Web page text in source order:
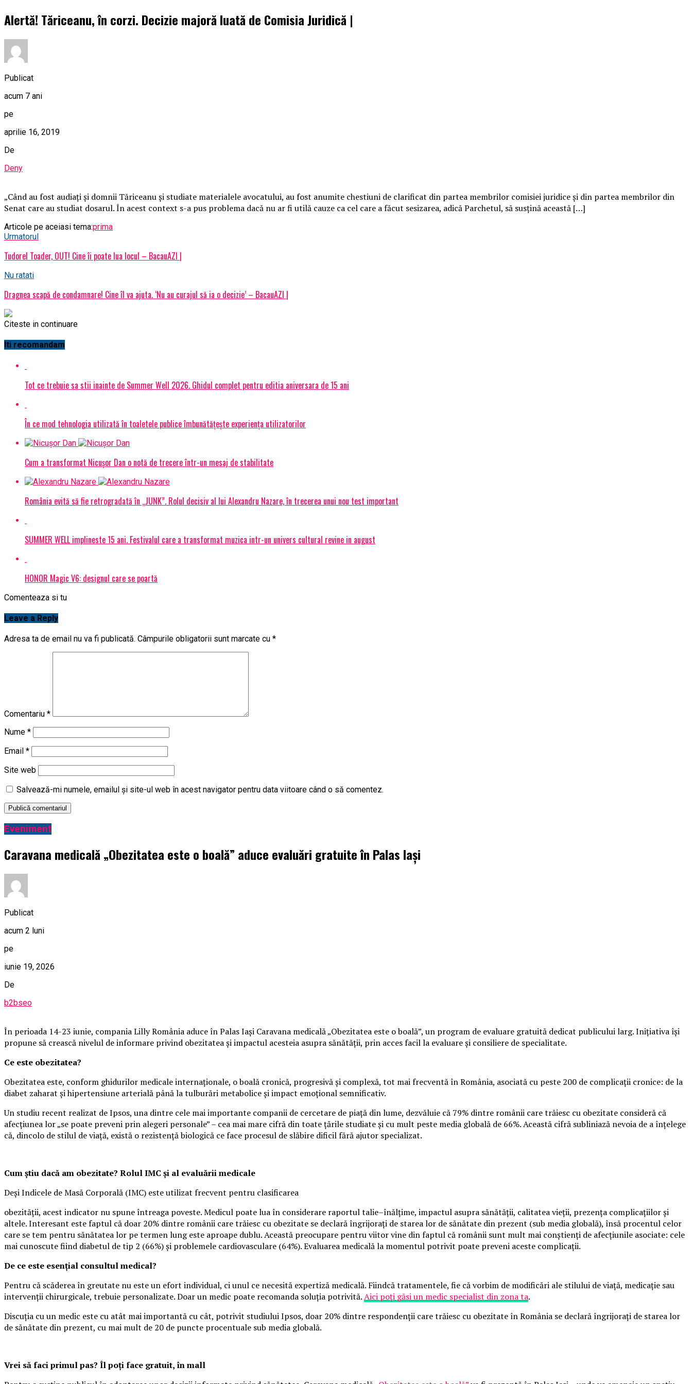
Alertă! Tăriceanu, în corzi. Decizie majoră luată de Comisia Juridică |
Publicat
acum 7 ani
pe
aprilie 16, 2019
De
Deny
„Când au fost audiați și domnii Tăriceanu și studiate materialele avocatului, au fost anumite chestiuni de clarificat din partea membrilor comisiei juridice și din partea membrilor din
Senat care au studiat dosarul. În acest context s-a pus problema dacă nu ar fi utilă cauze ca cel care a făcut sesizarea, adică Parchetul, să susțină această […]
Articole pe aceiasi tema:prima
Urmatorul
Tudorel Toader, OUT! Cine îi poate lua locul – BacauAZI |
Nu ratati
Dragnea scapă de condamnare! Cine îl va ajuta. ‘Nu au curajul să ia o decizie’ – BacauAZI |
Citeste in continuare
Iti recomandam
Tot ce trebuie sa stii inainte de Summer Well 2026. Ghidul complet pentru editia aniversara de 15 ani
În ce mod tehnologia utilizată în toaletele publice îmbunătățește experiența utilizatorilor
Cum a transformat Nicușor Dan o notă de trecere într-un mesaj de stabilitate
România evită să fie retrogradată în „JUNK”. Rolul decisiv al lui Alexandru Nazare, în trecerea unui nou test important
SUMMER WELL implineste 15 ani. Festivalul care a transformat muzica intr-un univers cultural revine in august
HONOR Magic V6: designul care se poartă
Comenteaza si tu
Leave a Reply
Adresa ta de email nu va fi publicată. Câmpurile obligatorii sunt marcate cu *
Comentariu *
Nume *
Email *
Site web
Salvează-mi numele, emailul și site-ul web în acest navigator pentru data viitoare când o să comentez.
Eveniment
Caravana medicală „Obezitatea este o boală” aduce evaluări gratuite în Palas Iași
Publicat
acum 2 luni
pe
iunie 19, 2026
De
b2bseo
În perioada 14-23 iunie, compania Lilly România aduce în Palas Iași Caravana medicală „Obezitatea este o boală”, un program de evaluare gratuită dedicat publicului larg. Inițiativa își
propune să crească nivelul de informare privind obezitatea și impactul acesteia asupra sănătății, prin acces facil la evaluare și consiliere de specialitate.
Ce este obezitatea?
Obezitatea este, conform ghidurilor medicale internaționale, o boală cronică, progresivă și complexă, tot mai frecventă în România, asociată cu peste 200 de complicații cronice: de la
diabet zaharat și hipertensiune arterială până la tulburări metabolice și impact emoțional semnificativ.
Un studiu recent realizat de Ipsos, una dintre cele mai importante companii de cercetare de piață din lume, dezvăluie că 79% dintre românii care trăiesc cu obezitate consideră că
afecțiunea lor „se poate preveni prin alegeri personale” – cea mai mare cifră din toate țările studiate și cu mult peste media globală de 66%. Această cifră subliniază nevoia de a înțelege
că, dincolo de stilul de viață, există o rezistență biologică ce face procesul de slăbire dificil fără ajutor specializat.
Cum știu dacă am obezitate? Rolul IMC și al evaluării medicale
Deși Indicele de Masă Corporală (IMC) este utilizat frecvent pentru clasificarea
obezității, acest indicator nu spune întreaga poveste. Medicul poate lua în considerare raportul talie–înălțime, impactul asupra sănătății, calitatea vieții, prezența complicațiilor și
altele. Interesant este faptul că doar 20% dintre românii care trăiesc cu obezitate se declară îngrijorați de starea lor de sănătate din prezent (sub media globală), însă procentul celor
care se tem pentru sănătatea lor pe termen lung este aproape dublu. Această preocupare pentru viitor vine din faptul că românii sunt mult mai conștienți de afecțiunile asociate: cele
mai cunoscute fiind diabetul de tip 2 (66%) și problemele cardiovasculare (64%). Evaluarea medicală la momentul potrivit poate preveni aceste complicații.
De ce este esențial consultul medical?
Pentru că scăderea în greutate nu este un efort individual, ci unul ce necesită expertiză medicală. Fiindcă tratamentele, fie că vorbim de modificări ale stilului de viață, medicație sau
intervenții chirurgicale, trebuie personalizate. Doar un medic poate recomanda soluția potrivită.Aici poți găsi un medic specialist din zona ta.
Discuția cu un medic este cu atât mai importantă cu cât, potrivit studiului Ipsos, doar 20% dintre respondenții care trăiesc cu obezitate în România se declară îngrijorați de starea lor
de sănătate din prezent, cu mai mult de 20 de puncte procentuale sub media globală.
Vrei să faci primul pas? Îl poți face gratuit, în mall